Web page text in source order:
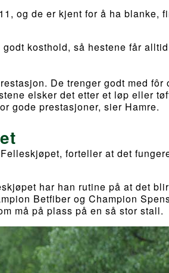
og de er kjent for å ha blanke,
kosthold, så hestene får
De trenger godt med fôr
elsker det etter et løp eller
gode prestasjoner, sier Hamre.
forteller at det
har han rutine på at det
Betfiber og Champion
må på plass på en så stor stall.